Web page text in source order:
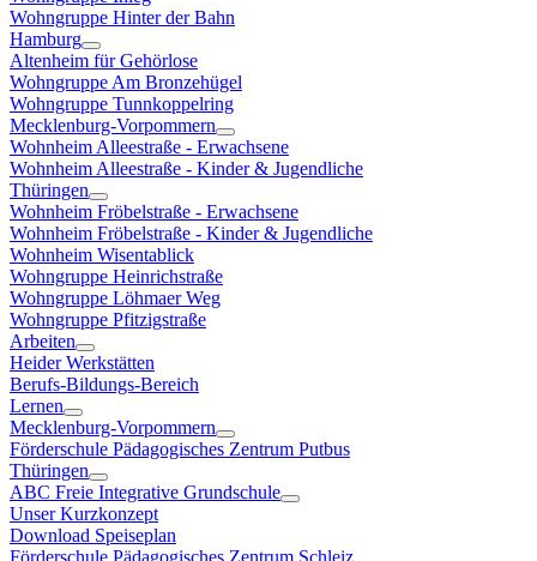
Wohngruppe Hinter der Bahn
Hamburg
Altenheim für Gehörlose
Wohngruppe Am Bronzehügel
Wohngruppe Tunnkoppelring
Mecklenburg-Vorpommern
Wohnheim Alleestraße - Erwachsene
Wohnheim Alleestraße - Kinder & Jugendliche
Thüringen
Wohnheim Fröbelstraße - Erwachsene
Wohnheim Fröbelstraße - Kinder & Jugendliche
Wohnheim Wisentablick
Wohngruppe Heinrichstraße
Wohngruppe Löhmaer Weg
Wohngruppe Pfitzigstraße
Arbeiten
Heider Werkstätten
Berufs-Bildungs-Bereich
Lernen
Mecklenburg-Vorpommern
Förderschule Pädagogisches Zentrum Putbus
Thüringen
ABC Freie Integrative Grundschule
Unser Kurzkonzept
Download Speiseplan
Förderschule Pädagogisches Zentrum Schleiz